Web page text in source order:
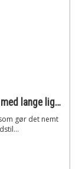
Diesella Diesella wldpro svejsetang d9xs med lange lige kæber (125mm/5)"
gør det nemt